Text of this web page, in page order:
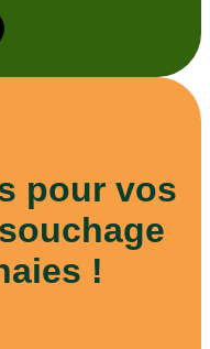
pour vos
!